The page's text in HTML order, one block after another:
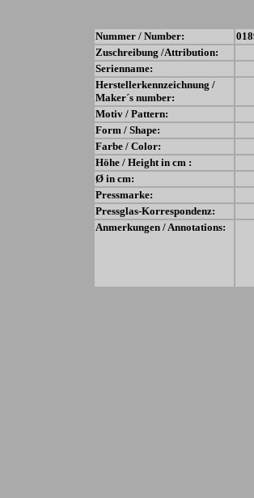
Nummer / Number:
Zuschreibung /Attribution:
Serienname:
Herstellerkennzeichnung /
Maker´s number:
Motiv / Pattern:
Form / Shape:
Farbe / Color:
Höhe / Height in cm :
Ø in cm:
Pressmarke:
Pressglas-Korrespondenz:
Anmerkungen / Annotations: